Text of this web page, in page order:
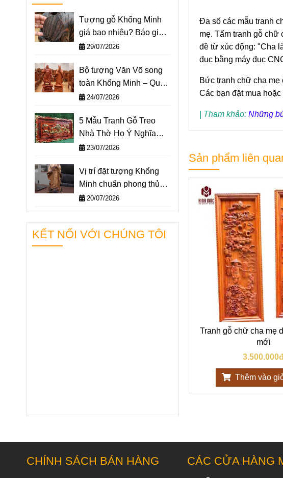
Đa số các mẫu tranh
mẹ. Tấm tranh gỗ chữ
đề từ xúc động: "Cha
đục bằng máy đục
Bức tranh chữ cha
Các bạn đặt mua
| Tham khảo: Những
Sản phẩm liên
Tranh gỗ chữ cha mẹ
mới
Thêm vào
Tượng gỗ Khổng Minh
giá bao nhiêu? Báo giá
một số mẫu tượng
2026
29/07/2026
Bộ tượng Văn Võ song
toàn Khổng Minh – Quan
Công: Ý nghĩa và cách
24/07/2026
5 Mẫu Tranh Gỗ Treo
Nhà Thờ Họ Ý Nghĩa
Nhất 2026
23/07/2026
Vị trí đặt tượng Khổng
Minh chuẩn phong thủy –
Không gian nào giúp
hiệu quả nhất?
20/07/2026
KẾT NỐI VỚI CHÚNG TÔI
CHÍNH SÁCH BÁN HÀNG CÁC CỬA HÀNG